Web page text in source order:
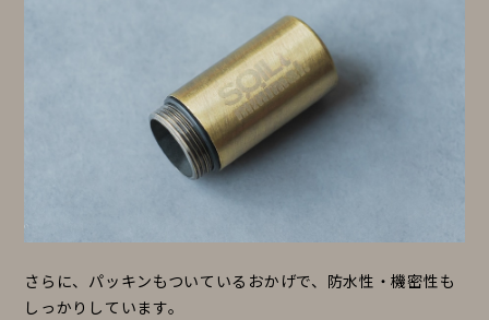
さらに、パッキンもついているおかげで、防水性・機密性も
しっかりしています。